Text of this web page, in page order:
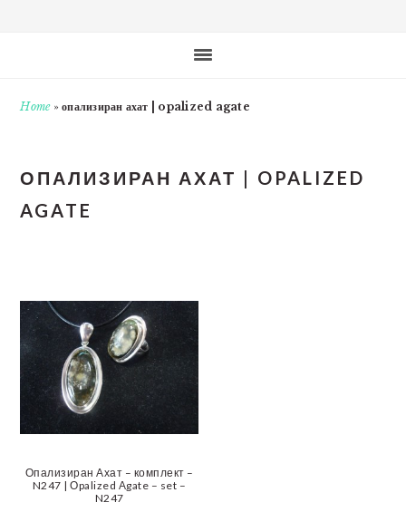
Home»опализиран ахат | opalized agate
ОПАЛИЗИРАН АХАТ | OPALIZED
AGATE
Опализиран Ахат – комплект –
N247 | Оpalized Аgate – set –
N247